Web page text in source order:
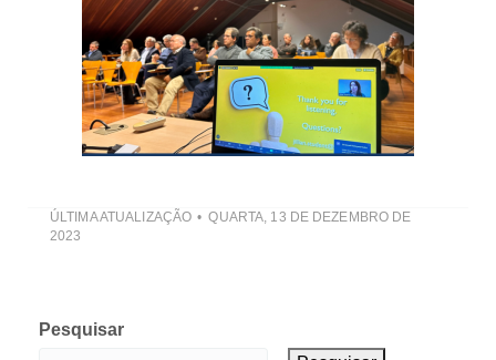
ÚLTIMA ATUALIZAÇÃO
QUARTA, 13 DE DEZEMBRO DE
2023
Pesquisar